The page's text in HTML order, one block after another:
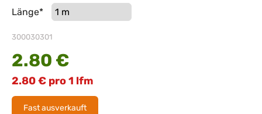
Pflichtfeld
Länge*
300030301
2.80 €
2.80€ pro 1 lfm
Fast ausverkauft